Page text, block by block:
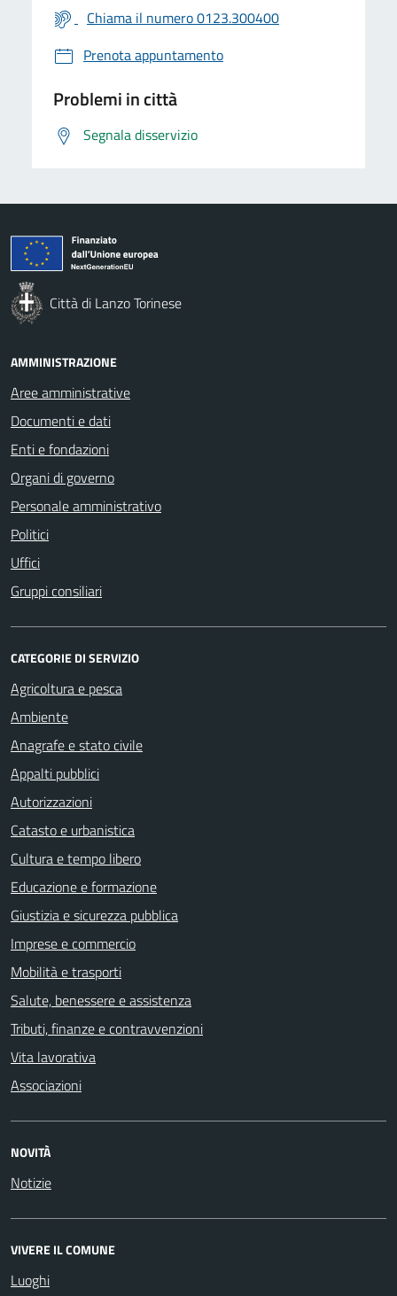
Chiama il numero 0123.300400
Prenota appuntamento
Problemi in città
Segnala disservizio
Città di Lanzo Torinese
AMMINISTRAZIONE
Aree amministrative
Documenti e dati
Enti e fondazioni
Organi di governo
Personale amministrativo
Politici
Uffici
Gruppi consiliari
CATEGORIE DI SERVIZIO
Agricoltura e pesca
Ambiente
Anagrafe e stato civile
Appalti pubblici
Autorizzazioni
Catasto e urbanistica
Cultura e tempo libero
Educazione e formazione
Giustizia e sicurezza pubblica
Imprese e commercio
Mobilità e trasporti
Salute, benessere e assistenza
Tributi, finanze e contravvenzioni
Vita lavorativa
Associazioni
NOVITÀ
Notizie
VIVERE IL COMUNE
Luoghi